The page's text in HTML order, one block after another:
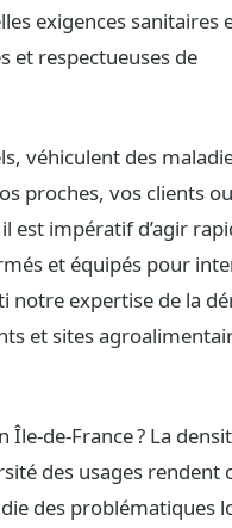
exigences sanitaires
et respectueuses de
véhiculent des
proches, vos clients
est impératif d’agir
et équipés pour
notre expertise de la
et sites
de-France ? La
des usages rendent
des problématiques